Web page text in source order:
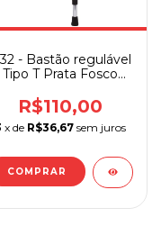
- Bastão regulável
Tipo T Prata Fosco
R$110,00
x de R$36,67 sem juros